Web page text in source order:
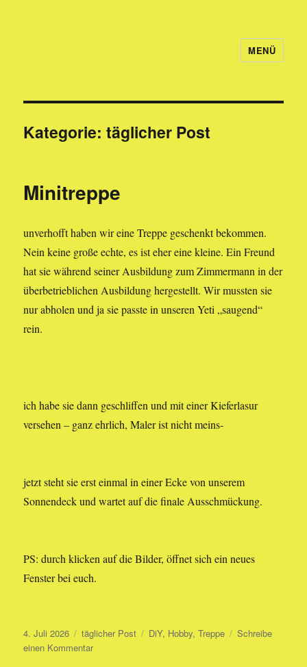
MENÜ
Kategorie:täglicher Post
Minitreppe
unverhofft haben wir eine Treppe geschenkt bekommen.
Nein keine große echte, es ist eher eine kleine. Ein Freund
hat sie während seiner Ausbildung zum Zimmermann in der
überbetrieblichen Ausbildung hergestellt. Wir mussten sie
nur abholen und ja sie passte in unseren Yeti „saugend“
rein.
ich habe sie dann geschliffen und mit einer Kieferlasur
versehen – ganz ehrlich, Maler ist nicht meins-
jetzt steht sie erst einmal in einer Ecke von unserem
Sonnendeck und wartet auf die finale Ausschmückung.
PS: durch klicken auf die Bilder, öffnet sich ein neues
Fenster bei euch.
Veröffentlicht
am
4. Juli 2026 Kategorien
täglicher Post Schlagwörter
DiY, Hobby,Treppe
Schreibe
einen Kommentarzu